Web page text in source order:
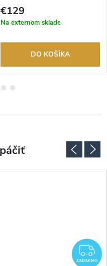
tovaru. Autorizovaný predajca.
€129
Na externom sklade
DO KOŠÍKA
ZADARMO